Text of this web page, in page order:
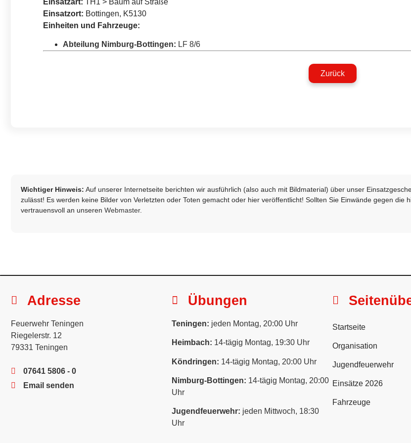
Einsatzart: TH1 > Baum auf Straße
Einsatzort: Bottingen, K5130
Einheiten und Fahrzeuge:
Abteilung Nimburg-Bottingen: LF 8/6
Zurück
Wichtiger Hinweis: Auf unserer Internetseite berichten wir ausführlich (also auch mit Bildmaterial) über unser
zulässt! Es werden keine Bilder von Verletzten oder Toten gemacht oder hier veröffentlicht! Sollten Sie Einwände gegen
vertrauensvoll an unseren Webmaster.
Adresse
Feuerwehr Teningen
Riegelerstr. 12
79331 Teningen
07641 5806 - 0
Email senden
Übungen
Teningen: jeden Montag, 20:00 Uhr
Heimbach: 14-tägig Montag, 19:30 Uhr
Köndringen: 14-tägig Montag, 20:00 Uhr
Nimburg-Bottingen: 14-tägig Montag, 20:00
Uhr
Jugendfeuerwehr: jeden Mittwoch, 18:30
Uhr
Startseite
Organisation
Jugendfeuerwehr
Einsätze 2026
Fahrzeuge